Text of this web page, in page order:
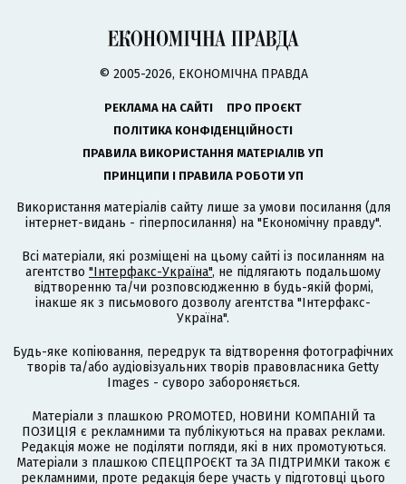
© 2005-2026, ЕКОНОМІЧНА ПРАВДА
РЕКЛАМА НА САЙТІ
ПРО ПРОЄКТ
ПОЛІТИКА КОНФІДЕНЦІЙНОСТІ
ПРАВИЛА ВИКОРИСТАННЯ МАТЕРІАЛІВ УП
ПРИНЦИПИ І ПРАВИЛА РОБОТИ УП
Використання матеріалів сайту лише за умови посилання (для
інтернет-видань - гіперпосилання) на "Економічну правду".
Всі матеріали, які розміщені на цьому сайті із посиланням на
агентство "Інтерфакс-Україна", не підлягають подальшому
відтворенню та/чи розповсюдженню в будь-якій формі,
інакше як з письмового дозволу агентства "Інтерфакс-
Україна".
Будь-яке копіювання, передрук та відтворення фотографічних
творів та/або аудіовізуальних творів правовласника Getty
Images - суворо забороняється.
Матеріали з плашкою PROMOTED, НОВИНИ КОМПАНІЙ та
ПОЗИЦІЯ є рекламними та публікуються на правах реклами.
Редакція може не поділяти погляди, які в них промотуються.
Матеріали з плашкою СПЕЦПРОЄКТ та ЗА ПІДТРИМКИ також є
рекламними, проте редакція бере участь у підготовці цього